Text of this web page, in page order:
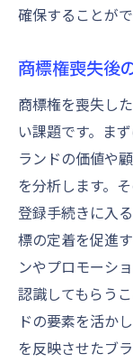
確保することがで
商標権喪失後
商標権を喪失し
い課題です。ま
ランドの価値や
を分析します。
登録手続きに入
標の定着を促進
ンやプロモーシ
認識してもらう
ドの要素を活か
を反映させたブ